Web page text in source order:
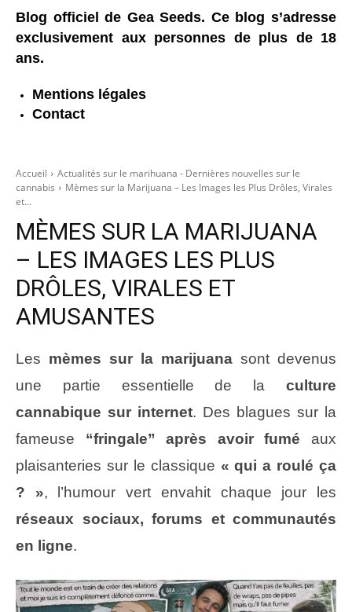
Blog officiel de Gea Seeds. Ce blog s’adresse
exclusivement aux personnes de plus de 18
ans.
Mentions légales
Contact